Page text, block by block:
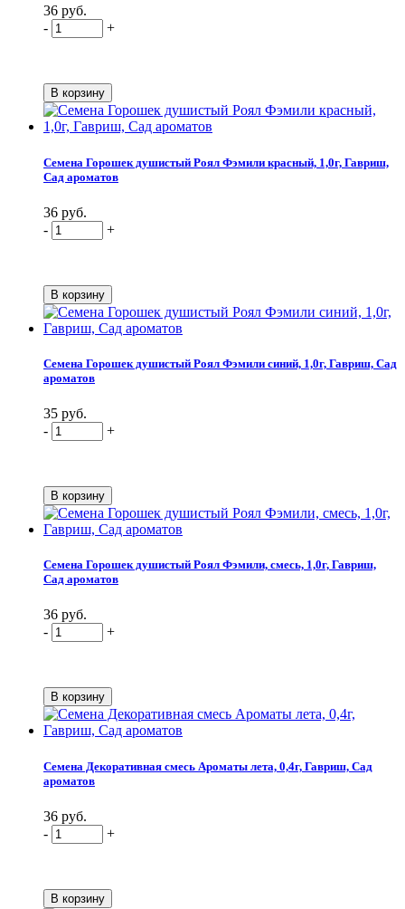
36 руб.
-
+
Семена Горошек душистый Роял Фэмили красный, 1,0г, Гавриш,
Сад ароматов
36 руб.
-
+
Семена Горошек душистый Роял Фэмили синий, 1,0г, Гавриш, Сад
ароматов
35 руб.
-
+
Семена Горошек душистый Роял Фэмили, смесь, 1,0г, Гавриш,
Сад ароматов
36 руб.
-
+
Семена Декоративная смесь Ароматы лета, 0,4г, Гавриш, Сад
ароматов
36 руб.
-
+